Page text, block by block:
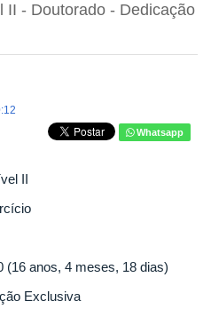
II - Doutorado - Dedicação
Whatsapp
II
(16 anos, 4 meses, 18 dias)
Exclusiva